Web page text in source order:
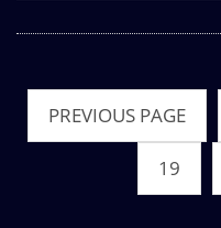
a
PREVIOUS PAGE
19